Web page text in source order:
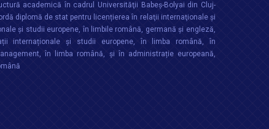
academică în cadrul Universităţii Babeș-Bolyai din Cluj-
diplomă de stat pentru licențierea în relaţii internaţionale şi
şi studii europene, în limbile română, germană și engleză,
internaționale și studii europene, în limba română, în
în limba română, și în administrație europeană,